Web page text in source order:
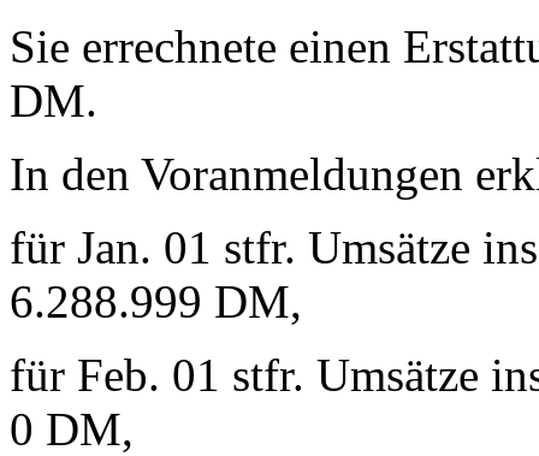
Sie errechnete einen
DM.
In den Voranmeldungen
für Jan. 01 stfr. Umsätze
6.288.999 DM,
für Feb. 01 stfr. Umsätze
0 DM,